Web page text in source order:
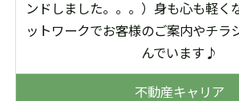
ンドしました。。。）身も心も軽く
ットワークでお客様のご案内やチラ
んでいます♪
不動産キャリア